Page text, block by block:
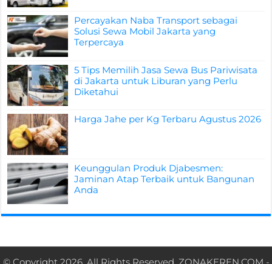
Percayakan Naba Transport sebagai
Solusi Sewa Mobil Jakarta yang
Terpercaya
5 Tips Memilih Jasa Sewa Bus Pariwisata
di Jakarta untuk Liburan yang Perlu
Diketahui
Harga Jahe per Kg Terbaru Agustus 2026
Keunggulan Produk Djabesmen:
Jaminan Atap Terbaik untuk Bangunan
Anda